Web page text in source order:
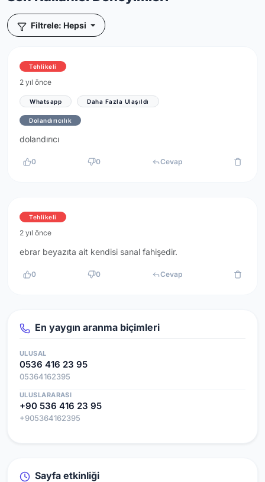
Filtrele: Hepsi
Tehlikeli
2 yıl önce
Whatsapp Daha Fazla Ulaşıldı
Dolandırıcılık
dolandırıcı
0 0 Cevap
Tehlikeli
2 yıl önce
ebrar beyazıta ait kendisi sanal fahişedir.
0 0 Cevap
En yaygın aranma biçimleri
ULUSAL
0536 416 23 95
05364162395
ULUSLARARASI
+90 536 416 23 95
+905364162395
Sayfa etkinliği